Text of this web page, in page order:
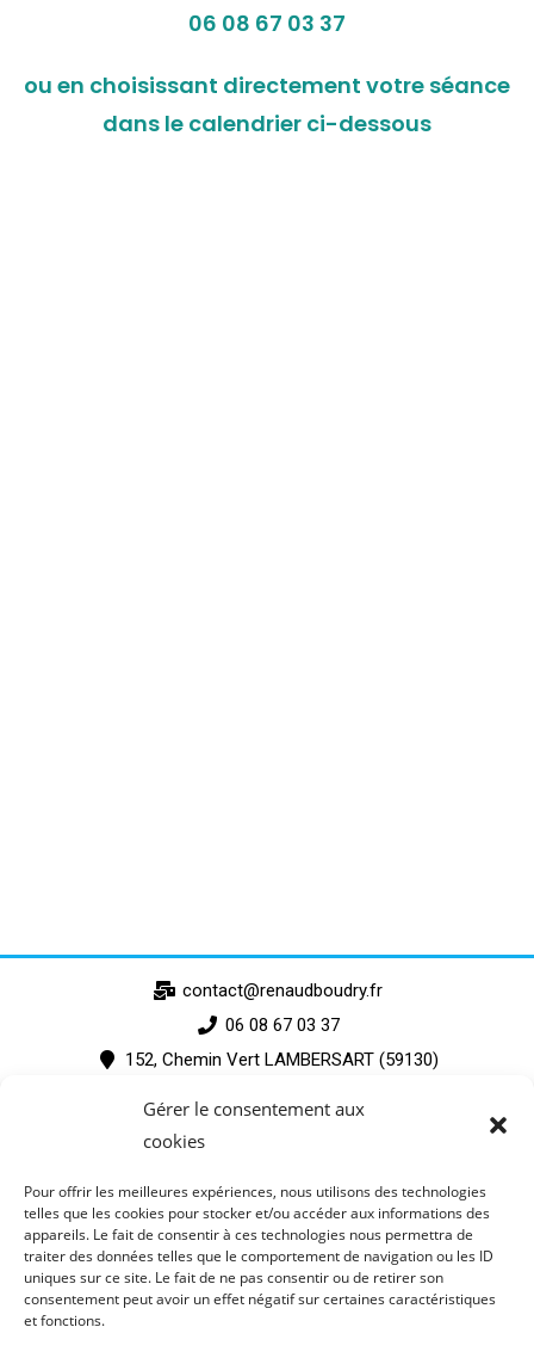
Gérer le consentement aux
cookies
Pour offrir les meilleures expériences, nous utilisons des technologies
telles que les cookies pour stocker et/ou accéder aux informations des
appareils. Le fait de consentir à ces technologies nous permettra de
traiter des données telles que le comportement de navigation ou les ID
uniques sur ce site. Le fait de ne pas consentir ou de retirer son
consentement peut avoir un effet négatif sur certaines caractéristiques
et fonctions.
06 08 67 03 37
ou en choisissant directement votre séance
dans le calendrier ci-dessous
contact@renaudboudry.fr
06 08 67 03 37
152, Chemin Vert LAMBERSART (59130)